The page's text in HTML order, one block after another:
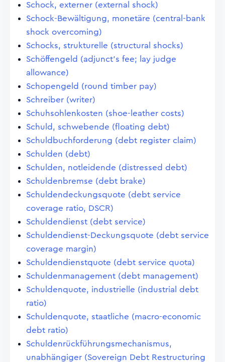
Schock, externer (external shock)
Schock-Bewältigung, monetäre (central-bank
shock overcoming)
Schocks, strukturelle (structural shocks)
Schöffengeld (adjunct's fee; lay judge
allowance)
Schopengeld (round timber pay)
Schreiber (writer)
Schuhsohlenkosten (shoe-leather costs)
Schuld, schwebende (floating debt)
Schuldbuchforderung (debt register claim)
Schulden (debt)
Schulden, notleidende (distressed debt)
Schuldenbremse (debt brake)
Schuldendeckungsquote (debt service
coverage ratio, DSCR)
Schuldendienst (debt service)
Schuldendienst-Deckungsquote (debt service
coverage margin)
Schuldendienstquote (debt service quota)
Schuldenmanagement (debt management)
Schuldenquote, industrielle (industrial debt
ratio)
Schuldenquote, staatliche (macro-economic
debt ratio)
Schuldenrückführungsmechanismus,
unabhängiger (Sovereign Debt Restructuring